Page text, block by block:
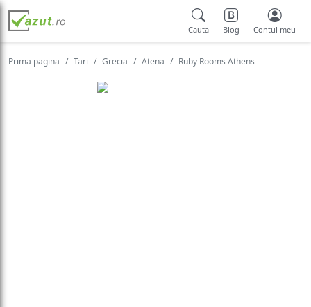
Cauta Blog Contul meu
Prima pagina Tari Grecia Atena Ruby Rooms Athens